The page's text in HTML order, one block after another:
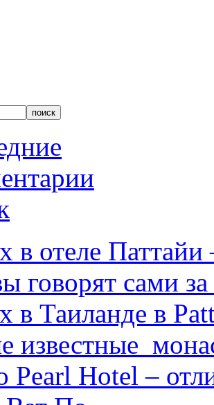
в отеле
говорят сами за
в Таиланде в
известные
Pearl Hotel –